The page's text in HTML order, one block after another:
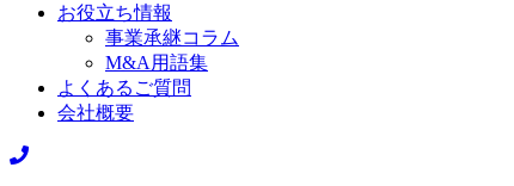
お役立ち情報
事業承継コラム
M&A用語集
よくあるご質問
会社概要